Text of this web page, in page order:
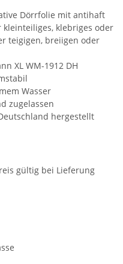
Dörrfolie mit antihaft
klebriges oder
teigigen, breiigen oder
XL WM-1912 DH
Wasser
zugelassen
hergestellt
gültig bei Lieferung